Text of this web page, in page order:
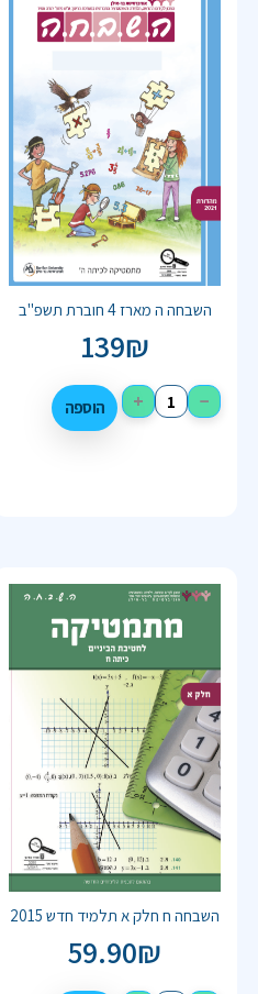
השבחה ה מארז 4 חוברת תשפ"ב
139₪
−
+ הוספה
השבחה ח חלק א תלמיד חדש 2015
59.90₪